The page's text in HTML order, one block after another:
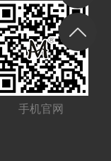
手机官网